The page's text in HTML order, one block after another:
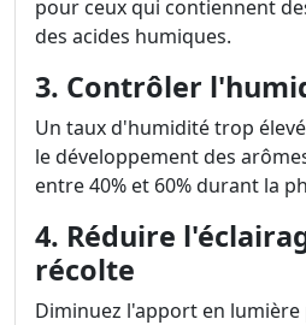
pour ceux qui contiennent
des acides humiques.
3. Contrôler
Un taux d'humidité trop
le développement des
entre 40% et 60% durant la
4. Réduire
récolte
Diminuez l'apport en